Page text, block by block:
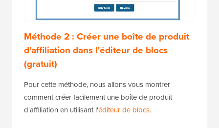
Méthode 2 : Créer une boîte de produit
d'affiliation dans l'éditeur de blocs
(gratuit)
Pour cette méthode, nous allons vous montrer
comment créer facilement une boîte de produit
d'affiliation en utilisant l'éditeur de blocs.